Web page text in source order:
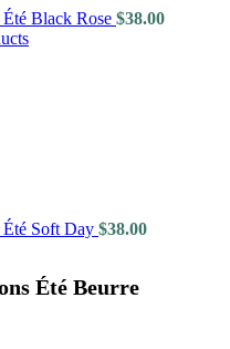
Black Rose $38.00
Soft Day $38.00
Été Beurre